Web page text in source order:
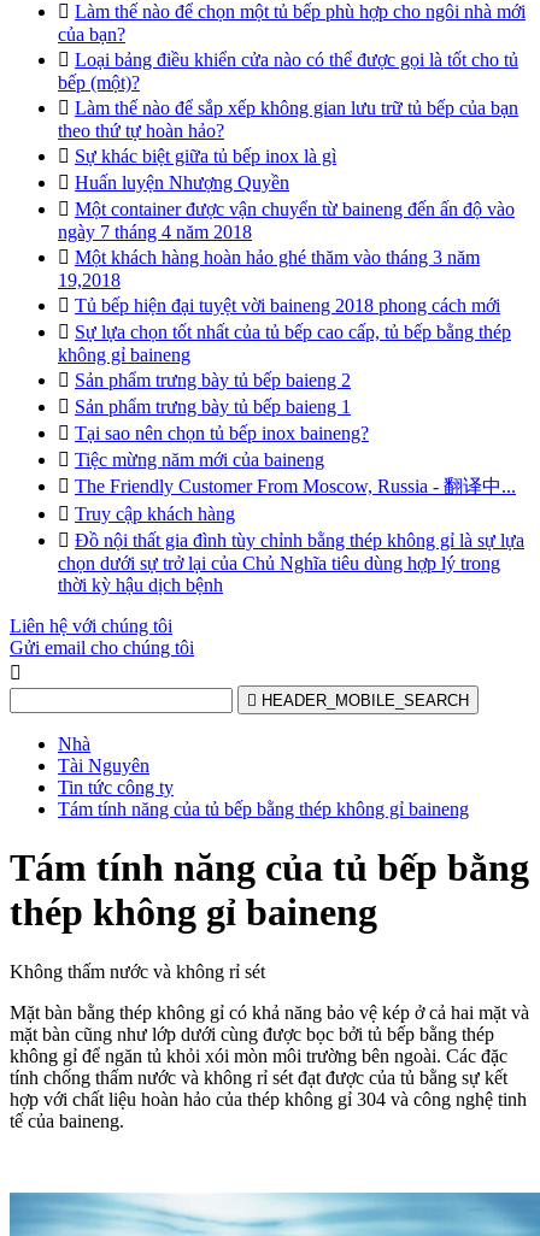
 Làm thế nào để chọn một tủ bếp phù hợp cho ngôi nhà mới
của bạn?
 Loại bảng điều khiển cửa nào có thể được gọi là tốt cho tủ
bếp (một)?
 Làm thế nào để sắp xếp không gian lưu trữ tủ bếp của bạn
theo thứ tự hoàn hảo?
 Sự khác biệt giữa tủ bếp inox là gì
 Huấn luyện Nhượng Quyền
 Một container được vận chuyển từ baineng đến ấn độ vào
ngày 7 tháng 4 năm 2018
 Một khách hàng hoàn hảo ghé thăm vào tháng 3 năm
19,2018
 Tủ bếp hiện đại tuyệt vời baineng 2018 phong cách mới
 Sự lựa chọn tốt nhất của tủ bếp cao cấp, tủ bếp bằng thép
không gỉ baineng
 Sản phẩm trưng bày tủ bếp baieng 2
 Sản phẩm trưng bày tủ bếp baieng 1
 Tại sao nên chọn tủ bếp inox baineng?
 Tiệc mừng năm mới của baineng
 The Friendly Customer From Moscow, Russia - 翻译中...
 Truy cập khách hàng
 Đồ nội thất gia đình tùy chỉnh bằng thép không gỉ là sự lựa
chọn dưới sự trở lại của Chủ Nghĩa tiêu dùng hợp lý trong
thời kỳ hậu dịch bệnh
Liên hệ với chúng tôi
Gửi email cho chúng tôi

 HEADER_MOBILE_SEARCH
Nhà
Tài Nguyên
Tin tức công ty
Tám tính năng của tủ bếp bằng thép không gỉ baineng
Tám tính năng của tủ bếp bằng
thép không gỉ baineng
Không thấm nước và không rỉ sét
Mặt bàn bằng thép không gỉ có khả năng bảo vệ kép ở cả hai mặt và
mặt bàn cũng như lớp dưới cùng được bọc bởi tủ bếp bằng thép
không gỉ để ngăn tủ khỏi xói mòn môi trường bên ngoài. Các đặc
tính chống thấm nước và không rỉ sét đạt được của tủ bằng sự kết
hợp với chất liệu hoàn hảo của thép không gỉ 304 và công nghệ tinh
tế của baineng.